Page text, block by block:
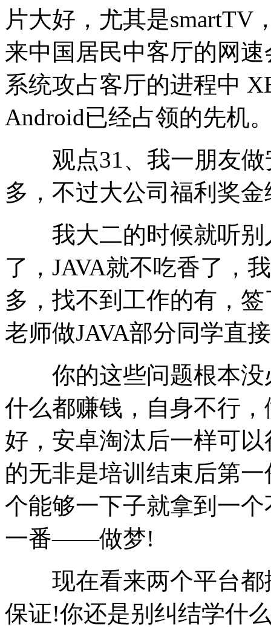
片大好，尤其是smartTV
来中国居民中客厅的网
系统攻占客厅的进程中
Android已经占领的先机
观点31、我一朋友做
多，不过大公司福利奖
我大二的时候就听别
了，JAVA就不吃香了，
多，找不到工作的有，
老师做JAVA部分同学直
你的这些问题根本没
什么都赚钱，自身不行
好，安卓淘汰后一样可
的无非是培训结束后第
个能够一下子就拿到一
一番——做梦!
现在看来两个平台都
保证!你还是别纠结学什